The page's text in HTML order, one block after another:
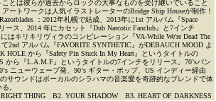
とは彼らが過去からロックの大事なものを受け継いでいること
ートワークは人気イラストレーターのBridge Ship Houseが制作！
：2012年札幌で結成、2013年に1st アルバム『Space
ース、2014 年にカセット『Dub Narcotic Fanclub』と7インチ
にはキリキリヴィラのコンピレーション『VA-While We're Dead The
2nd アルバム『FAVORITE SYNTHETIC』がDEBAUCH MOOD よ
HOLE から『Safety Pin Stuck In My Heart』というタイトルの
から『L.A.M.F』というタイトルの7インチをリリース。70’sパン
ニューウェーブ発、90’s ギター・ポップ、US インディー経由
サウンドはボーカルのシラハマの音楽愛を奇跡的なブレンドで体
。
THING B2. YOUR SHADOW B3. HEART OF DARKNESS